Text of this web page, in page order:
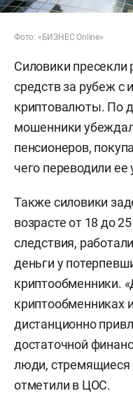
Фото: «БИЗНЕС Online»
Силовики пресекли
средств за рубеж с
криптовалюты. По
мошенники
пенсионеров,
чего переводили
Также силовики
возрасте от 18 до
следствия,
деньги у
криптообменники.
криптообменниках
дистанционно
достаточной
люди, стремящиеся
отметили в ЦОС.